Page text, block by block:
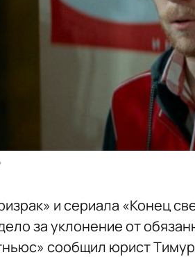
и сериала «Конец
за уклонение от
сообщил юрист